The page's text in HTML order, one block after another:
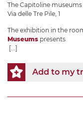
The Capitoline museums
Via delle Tre Pile, 1
The exhibition in the
Museums presents
[...]
Add to my